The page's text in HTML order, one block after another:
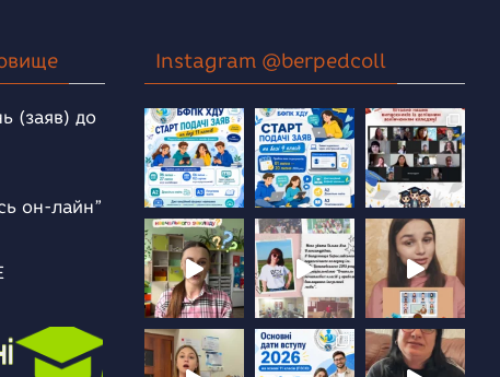
(заяв) до
он-лайн”
Instagram @berpedcoll